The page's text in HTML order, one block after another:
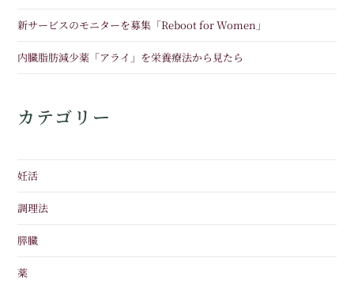
新サービスのモニターを募集「Reboot for Women」
内臓脂肪減少薬「アライ」を栄養療法から見たら
カテゴリー
妊活
調理法
膵臓
薬